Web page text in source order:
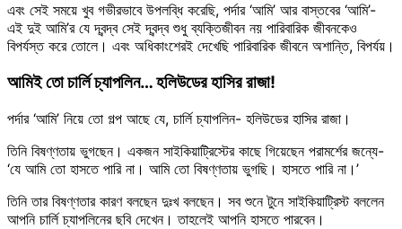
এবং সেই সময়ে খুব গভীরভাবে উপলব্ধি করেছি, পর্দার ‘আমি’ আর বাস্তবের ‘আমি’-
এই দুই আমি’র যে দ্বন্দ্ব সেই দ্বন্দ্ব শুধু ব্যক্তিজীবন নয় পারিবারিক জীবনকেও
বিপর্যস্ত করে তোলে। এবং অধিকাংশেরই দেখেছি পারিবারিক জীবনে অশান্তি, বিপর্যয়।
আমিই তো চার্লি চ্যাপলিন… হলিউডের হাসির রাজা!
পর্দার ‘আমি’ নিয়ে তো গল্প আছে যে, চার্লি চ্যাপলিন- হলিউডের হাসির রাজা।
তিনি বিষণ্ণতায় ভুগছেন। একজন সাইকিয়াট্রিস্টের কাছে গিয়েছেন পরামর্শের জন্যে-
‘যে আমি তো হাসতে পারি না। আমি তো বিষণ্ণতায় ভুগছি। হাসতে পারি না।’
তিনি তার বিষণ্ণতার কারণ বলছেন দুঃখ বলছেন। সব শুনে টুনে সাইকিয়াট্রিস্ট বললেন
আপনি চার্লি চ্যাপলিনের ছবি দেখেন। তাহলেই আপনি হাসতে পারবেন।